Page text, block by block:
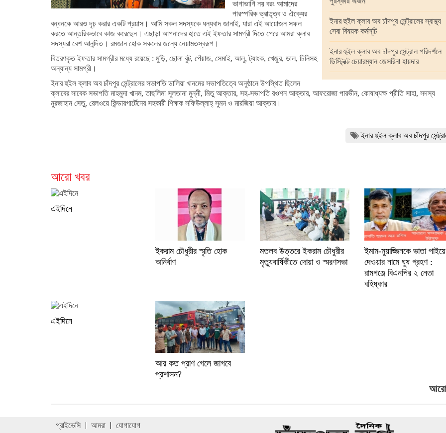
ইনার হুইল ক্লাব অব চাঁদপুর সেন্ট্রালের স্বাস্থ্য
সেবা বিষয়ক কর্মসূচি
ইনার হুইল ক্লাব অব চাঁদপুর সেন্ট্রাল পরিদর্শনে
ডিস্ট্রিক্ট চেয়ারম্যান জেসরিনা হায়দার
ভাগাভাগি নয় বরং আমাদের
পারস্পরিক ভ্রাতৃত্ব ও ঐক্যের
বন্ধনকে আরও দৃঢ় করার একটি প্রয়াস। আমি সকল সদস্যকে ধন্যবাদ জানাই, যারা এই আয়োজন সফল
করতে আন্তরিকভাবে কাজ করেছেন। এছাড়া আপনাদের হাতে এই ইফতার সামগ্রী দিতে পেরে আমরা ক্লাব
সদস্যরা বেশ আনন্দিত। রমজান হোক সকলের জন্যে নেয়ামতস্বরূপ।
বিতরণকৃত ইফতার সামগ্রীর মধ্যে রয়েছে : মুড়ি, ছোলা বুট, পেঁয়াজ, সেমাই, আলু, ট্যাংক, খেজুর, ডাল, চিনিসহ
অন্যান্য সামগ্রী।
ইনার হুইল ক্লাব অব চাঁদপুর সেন্ট্রালের সভাপতি ডালিয়া খানমের সভাপতিত্বে অনুষ্ঠানে উপস্থিত ছিলেন
ক্লাবের সাবেক সভাপতি মাহমুদা খানম, তাছলিমা সুলতানা মুন্নী, মিতু আক্তার, সহ-সভাপতি রওশন আক্তার, আফরোজা পারভীন, কোষাধ্যক্ষ প্রীতি সাহা, সদস্য
নুরজাহান সেতু, রেলওয়ে কিন্ডারগার্টেনের সহকারী শিক্ষক সফিউল্লাহ্ সুমন ও মারজিয়া আক্তার।
ইনার হুইল ক্লাব অব চাঁদপুর
আরো খবর
এইদিনে
ইকরাম চৌধুরীর স্মৃতি হোক
অনির্বাণ
মতলব উত্তরে ইকরাম চৌধুরীর
মৃত্যুবার্ষিকীতে দোয়া ও স্মরণসভা
ইমাম-মুয়াজ্জিনকে ভাতা পাইয়ে
দেওয়ার নামে ঘুষ গ্রহণ :
রামগঞ্জে বিএনপির ২ নেতা
বহিষ্কার
এইদিনে
আর কত প্রাণ গেলে জাগবে
প্রশাসন?
প্রাইভেসি আমরা যোগাযোগ